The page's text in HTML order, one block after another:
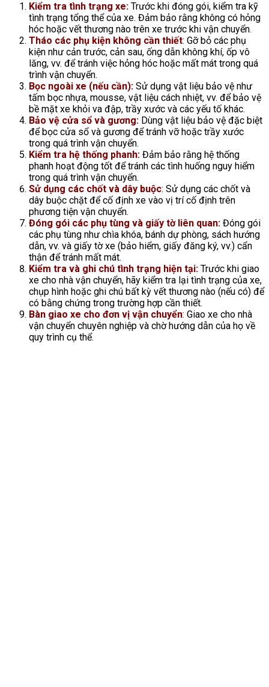
Kiểm tra tình trạng xe: Trước khi đóng gói, kiểm tra kỹ
tình trạng tổng thể của xe. Đảm bảo rằng không có hỏng
hóc hoặc vết thương nào trên xe trước khi vận chuyển.
Tháo các phụ kiện không cần thiết: Gỡ bỏ các phụ
kiện như cản trước, cản sau, ống dẫn không khí, ốp vô
lăng, vv. để tránh việc hỏng hóc hoặc mất mát trong quá
trình vận chuyển.
Bọc ngoài xe (nếu cần): Sử dụng vật liệu bảo vệ như
tấm bọc nhựa, mousse, vật liệu cách nhiệt, vv. để bảo vệ
bề mặt xe khỏi va đập, trầy xước và các yếu tố khác.
Bảo vệ cửa sổ và gương: Dùng vật liệu bảo vệ đặc biệt
để bọc cửa sổ và gương để tránh vỡ hoặc trầy xước
trong quá trình vận chuyển.
Kiểm tra hệ thống phanh: Đảm bảo rằng hệ thống
phanh hoạt động tốt để tránh các tình huống nguy hiểm
trong quá trình vận chuyển.
Sử dụng các chốt và dây buộc: Sử dụng các chốt và
dây buộc chặt để cố định xe vào vị trí cố định trên
phương tiện vận chuyển.
Đóng gói các phụ tùng và giấy tờ liên quan: Đóng gói
các phụ tùng như chìa khóa, bánh dự phòng, sách hướng
dẫn, vv. và giấy tờ xe (bảo hiểm, giấy đăng ký, vv.) cẩn
thận để tránh mất mát.
Kiểm tra và ghi chú tình trạng hiện tại: Trước khi giao
xe cho nhà vận chuyển, hãy kiểm tra lại tình trạng của xe,
chụp hình hoặc ghi chú bất kỳ vết thương nào (nếu có) để
có bằng chứng trong trường hợp cần thiết.
Bàn giao xe cho đơn vị vận chuyển: Giao xe cho nhà
vận chuyển chuyên nghiệp và chờ hướng dẫn của họ về
quy trình cụ thể.